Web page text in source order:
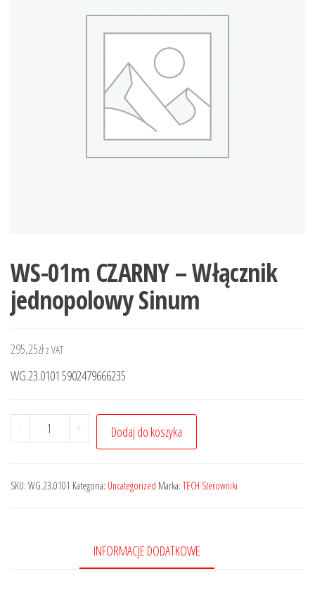
WS-01m CZARNY – Włącznik
jednopolowy Sinum
295,25zł z VAT
WG.23.0101 5902479666235
- + Dodaj do koszyka
SKU: WG.23.0101 Kategoria: Uncategorized Marka: TECH Sterowniki
INFORMACJE DODATKOWE